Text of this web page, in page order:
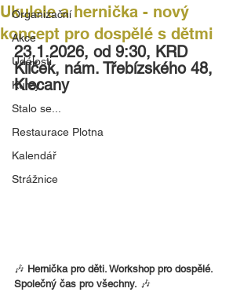
Organizační
Akce
Události
Kurzy
Stalo se...
Restaurace Plotna
Kalendář
Strážnice
Ukulele a hernička - nový
koncept pro dospělé s dětmi
23.1.2026, od 9:30, KRD
Klíček, nám. Třebízského 48,
Klecany
🎶 Hernička pro děti. Workshop pro dospělé.
Společný čas pro všechny. 🎶